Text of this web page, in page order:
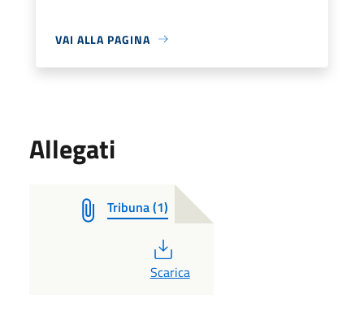
VAI ALLA PAGINA
Allegati
Tribuna (1)
PDF
Scarica